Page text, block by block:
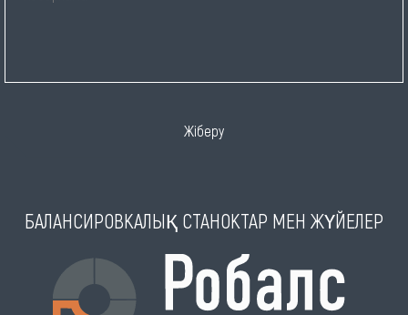
Жіберу
БАЛАНСИРОВКАЛЫҚ СТАНОКТАР МЕН ЖҮЙЕЛЕР